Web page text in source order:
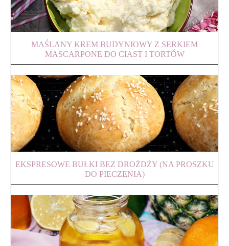
MAŚLANY KREM BUDYNIOWY Z SERKIEM
MASCARPONE DO CIAST I TORTÓW
EKSPRESOWE BUŁKI BEZ DROŻDŻY (NA PROSZKU
DO PIECZENIA)